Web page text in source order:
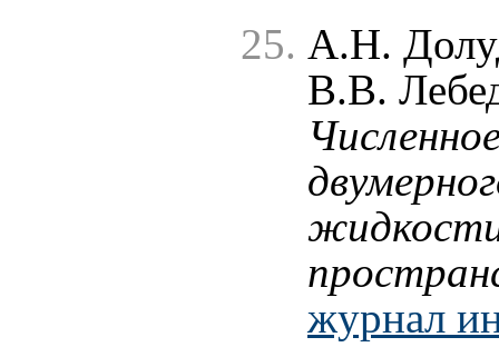
А.Н.
В.В.
журнал